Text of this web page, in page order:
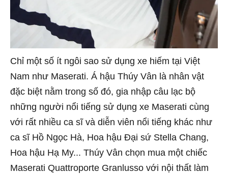
Chỉ một số ít ngôi sao sử dụng xe hiếm tại Việt
Nam như Maserati. Á hậu Thúy Vân là nhân vật
đặc biệt nằm trong số đó, gia nhập câu lạc bộ
những người nổi tiếng sử dụng xe Maserati cùng
với rất nhiều ca sĩ và diễn viên nổi tiếng khác như
ca sĩ Hồ Ngọc Hà, Hoa hậu Đại sứ Stella Chang,
Hoa hậu Hạ My... Thúy Vân chọn mua một chiếc
Maserati Quattroporte Granlusso với nội thất làm